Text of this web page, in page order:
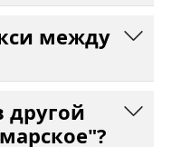
между
другой